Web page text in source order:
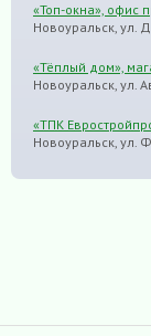
«Топ-окна», офис
Новоуральск, ул.
«Тёплый дом»,
Новоуральск, ул.
«ТПК
Новоуральск, ул.